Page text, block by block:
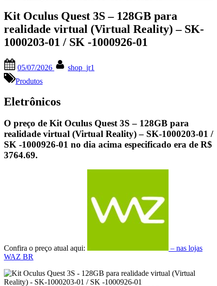
Kit Oculus Quest 3S – 128GB para
realidade virtual (Virtual Reality) – SK-
1000203-01 / SK -1000926-01
on
05/07/2026
shop_jr1
Produtos
Eletrônicos
O preço de Kit Oculus Quest 3S – 128GB para
realidade virtual (Virtual Reality) – SK-1000203-01 /
SK -1000926-01 no dia acima especificado era de R$
3764.69.
Confira o preço atual aqui:
– nas lojas
WAZ BR